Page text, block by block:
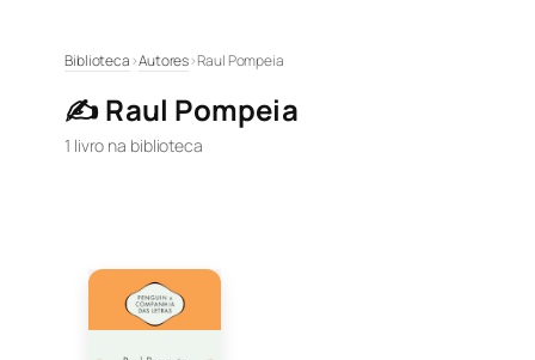
conteúdo
Biblioteca›Autores›Raul Pompeia
✍️ Raul Pompeia
1 livro na biblioteca